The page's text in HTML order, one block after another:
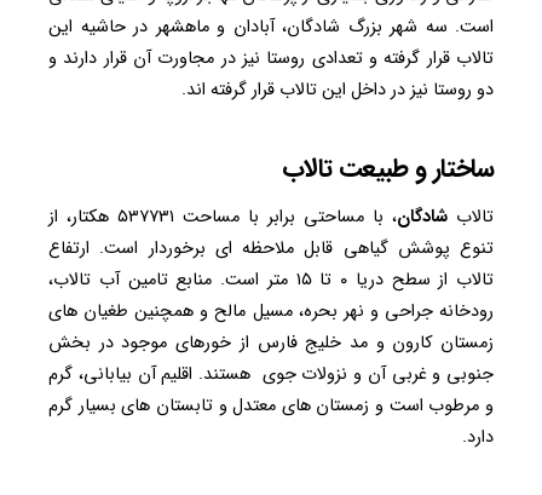
است. سه شهر بزرگ شادگان، آبادان و ماهشهر در حاشیه این
تالاب قرار گرفته و تعدادی روستا نیز در مجاورت آن قرار دارند و
دو روستا نیز در داخل این تالاب قرار گرفته اند.
ساختار و طبیعت تالاب
تالاب شادگان
، با مساحتی برابر با مساحت ۵۳۷۷۳۱ هکتار، از
تنوع پوشش گیاهی قابل ملاحظه ای برخوردار است. ارتفاع
تالاب از سطح دریا ۰ تا ۱۵ متر است. منابع تامین آب تالاب،
رودخانه جراحی و نهر بحره، مسیل مالح و همچنین طغیان های
زمستان کارون و مد خلیج فارس از خورهای موجود در بخش
جنوبی و غربی آن و نزولات جوی هستند. اقلیم آن بیابانی، گرم
و مرطوب است و زمستان های معتدل و تابستان های بسیار گرم
دارد.